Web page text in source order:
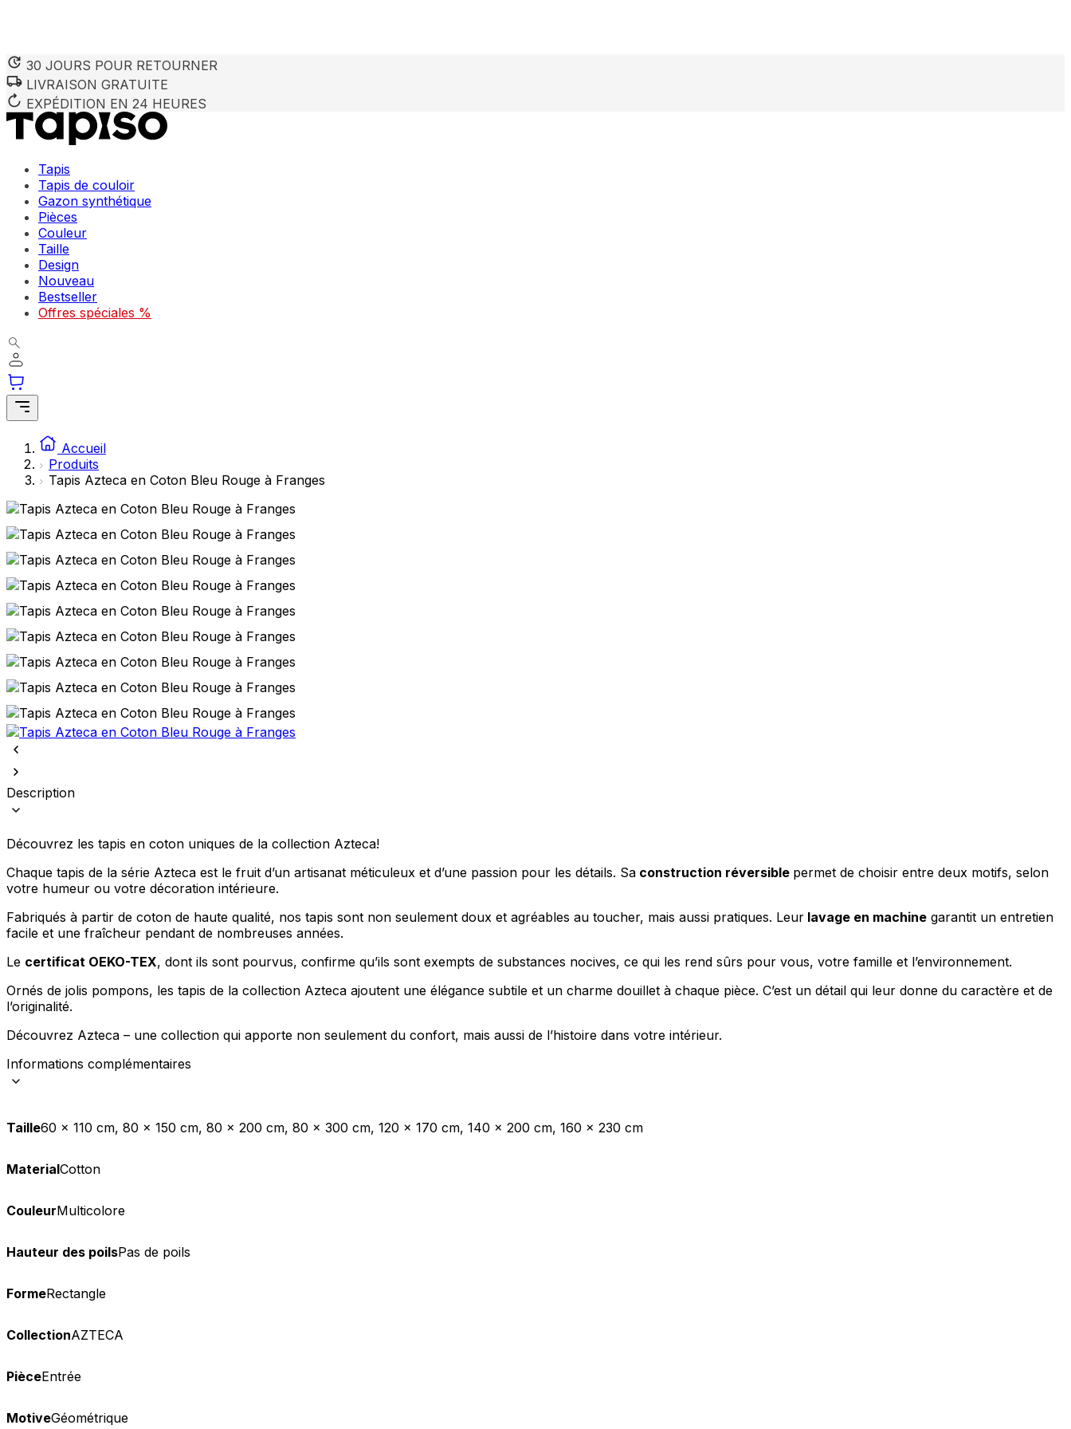
30 JOURS POUR RETOURNER
LIVRAISON GRATUITE
EXPÉDITION EN 24 HEURES
Tapis
Tapis de couloir
Gazon synthétique
Pièces
Couleur
Taille
Design
Nouveau
Bestseller
Offres spéciales %
Accueil
Produits
Tapis Azteca en Coton Bleu Rouge à Franges
Description
Découvrez les tapis en coton uniques de la collection Azteca!
Chaque tapis de la série Azteca est le fruit d’un artisanat méticuleux et d’une passion pour les détails. Sa construction réversible permet de choisir entre deux motifs, selon
votre humeur ou votre décoration intérieure.
Fabriqués à partir de coton de haute qualité, nos tapis sont non seulement doux et agréables au toucher, mais aussi pratiques. Leur lavage en machine garantit un entretien
facile et une fraîcheur pendant de nombreuses années.
Le certificat OEKO-TEX, dont ils sont pourvus, confirme qu’ils sont exempts de substances nocives, ce qui les rend sûrs pour vous, votre famille et l’environnement.
Ornés de jolis pompons, les tapis de la collection Azteca ajoutent une élégance subtile et un charme douillet à chaque pièce. C’est un détail qui leur donne du caractère et de
l’originalité.
Découvrez Azteca – une collection qui apporte non seulement du confort, mais aussi de l’histoire dans votre intérieur.
Informations complémentaires
Taille60 x 110 cm, 80 x 150 cm, 80 x 200 cm, 80 x 300 cm, 120 x 170 cm, 140 x 200 cm, 160 x 230 cm
MaterialCotton
CouleurMulticolore
Hauteur des poilsPas de poils
FormeRectangle
CollectionAZTECA
PièceEntrée
MotiveGéométrique